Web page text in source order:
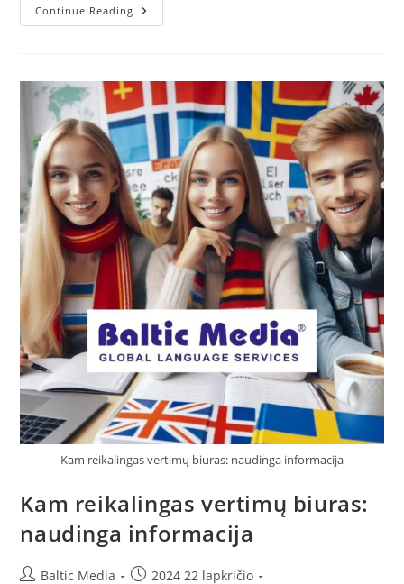
Continue Reading Ar
Jūsų
Rinką?
Kam reikalingas vertimų biuras: naudinga informacija
Kam reikalingas vertimų biuras:
naudinga informacija
PostBaltic Media
Post2024 22 lapkričio